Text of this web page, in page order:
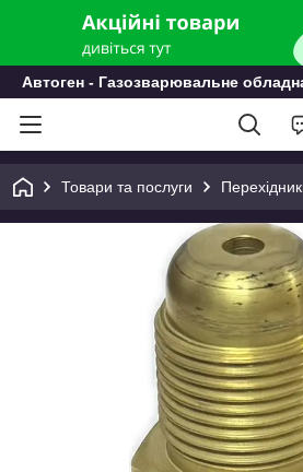
Автоген - Газозварювальне
Товари та послуги